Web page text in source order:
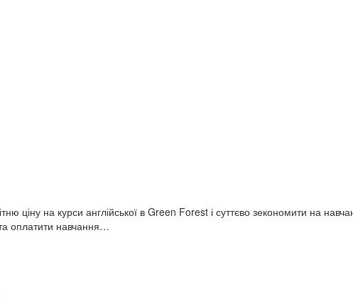
ціну на курси англійської в Green Forest і суттєво зекономити на
оплатити навчання…